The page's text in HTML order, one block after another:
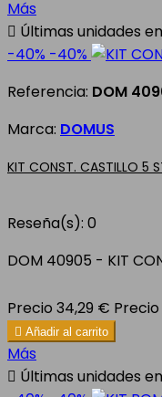
Más
 Últimas unidades
-40% -40%
Referencia: DOM
Marca: DOMUS
KIT CONST. CASTILLO 5
Reseña(s): 0
DOM 40905 - KIT
Precio 34,29 €
 Añadir al carrito
Más
 Últimas unidades